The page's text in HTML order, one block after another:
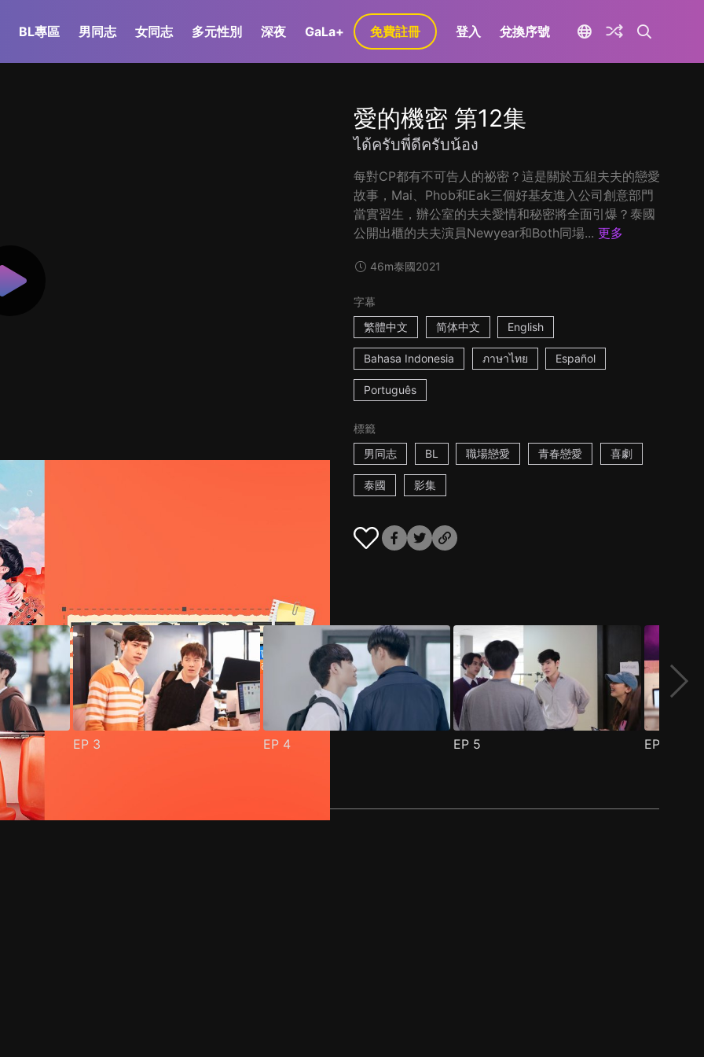
BL專區 男同志 女同志 多元性別 深夜 GaLa+ 免費註冊 登入 兌換序號
愛的機密 第12集
ได้ครับพี่ดีครับน้อง
每對CP都有不可告人的祕密？這是關於五組夫夫的戀愛
故事，Mai、Phob和Eak三個好基友進入公司創意部門
當實習生，辦公室的夫夫愛情和秘密將全面引爆？泰國
公開出櫃的夫夫演員Newyear和Both同場... 更多
46m泰國2021
字幕
繁體中文
简体中文 English
Bahasa Indonesia ภาษาไทย Español
Português
標籤
男同志
BL 職場戀愛 青春戀愛 喜劇
泰國 影集
EP 3 EP 4 EP 5 EP